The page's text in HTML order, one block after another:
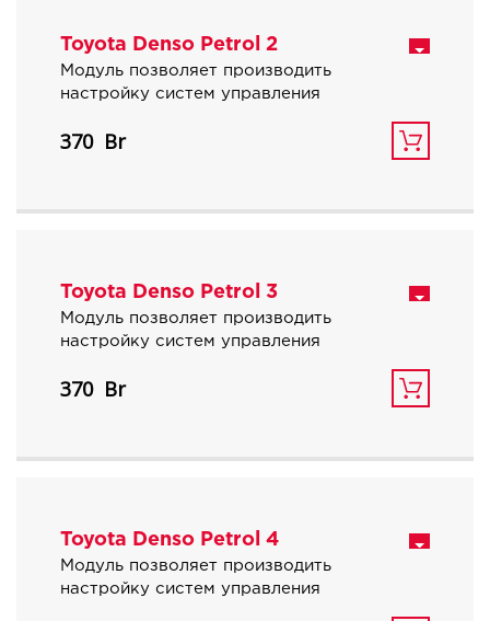
Toyota Denso Petrol 2
Модуль позволяет производить
настройку систем управления
объемом 2.0, 2.4, 2.5 и 2.7 литра
370
Toyota Denso Petrol 3
Модуль позволяет производить
настройку систем управления
и 3.5 литра автомобилей Toyota, Lexus.
370
Toyota Denso Petrol 4
Модуль позволяет производить
настройку систем управления